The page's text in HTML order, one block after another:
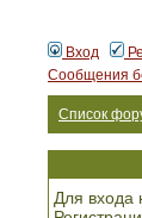
Вход
Сообщения
Список
Для входа